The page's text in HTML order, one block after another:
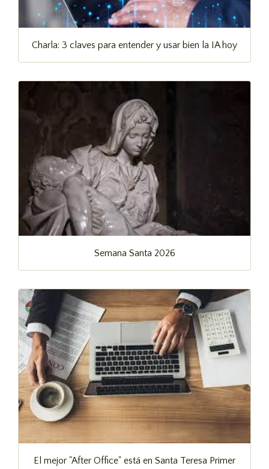
Charla: 3 claves para entender y usar bien la IA hoy
Semana Santa 2026
El mejor "After Office" está en Santa Teresa Primer